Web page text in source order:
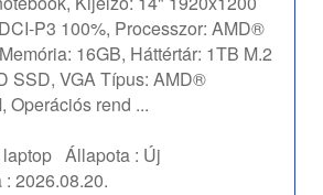
P3 100%, Processzor: AMD®
16GB, Háttértár: 1TB M.2
SSD, VGA Típus: AMD®
rend ...
Állapota : Új
:2026.08.20.